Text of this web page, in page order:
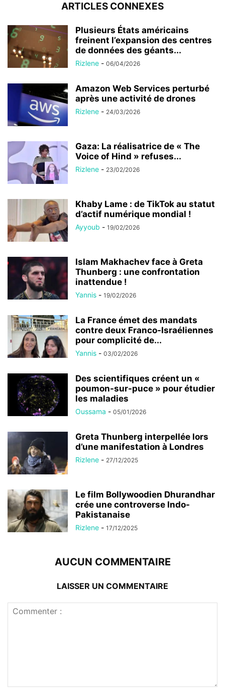
ARTICLES CONNEXES
Plusieurs États américains
freinent l’expansion des centres
de données des géants...
Rizlene - 06/04/2026
Amazon Web Services perturbé
après une activité de drones
Rizlene - 24/03/2026
Gaza: La réalisatrice de « The
Voice of Hind » refuses...
Rizlene - 23/02/2026
Khaby Lame : de TikTok au statut
d’actif numérique mondial !
Ayyoub - 19/02/2026
Islam Makhachev face à Greta
Thunberg : une confrontation
inattendue !
Yannis - 19/02/2026
La France émet des mandats
contre deux Franco-Israéliennes
pour complicité de...
Yannis - 03/02/2026
Des scientifiques créent un «
poumon-sur-puce » pour étudier
les maladies
Oussama - 05/01/2026
Greta Thunberg interpellée lors
d’une manifestation à Londres
Rizlene - 27/12/2025
Le film Bollywoodien Dhurandhar
crée une controverse Indo-
Pakistanaise
Rizlene - 17/12/2025
AUCUN COMMENTAIRE
LAISSER UN COMMENTAIRE